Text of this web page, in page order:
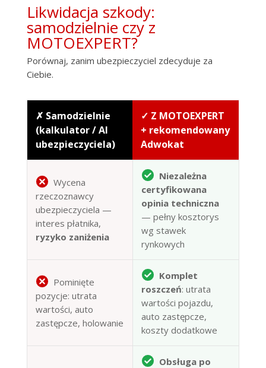
Likwidacja szkody:
samodzielnie czy z
MOTOEXPERT?
Porównaj, zanim ubezpieczyciel zdecyduje za
Ciebie.
✗ Samodzielnie
(kalkulator / AI
ubezpieczyciela)
✓ Z MOTOEXPERT
+ rekomendowany
Adwokat
Wycena
rzeczoznawcy
ubezpieczyciela —
interes płatnika,
ryzyko zaniżenia
Niezależna
certyfikowana
opinia techniczna
— pełny kosztorys
wg stawek
rynkowych
Pominięte
pozycje: utrata
wartości, auto
zastępcze, holowanie
Komplet
roszczeń: utrata
wartości pojazdu,
auto zastępcze,
koszty dodatkowe
Obsługa po